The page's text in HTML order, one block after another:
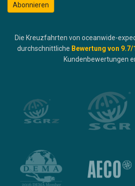
Abonnieren
Die Kreuzfahrten von oceanwide-
durchschnittliche Bewertung von 9.7/
Kundenbewertungen